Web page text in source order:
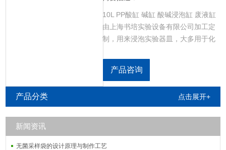
10L PP酸缸 碱缸 酸碱浸泡缸 废液缸
由上海书培实验设备有限公司加工定
制，用来浸泡实验器皿，大多用于化
产品咨询
产品分类 点击展开+
新闻资讯
无菌采样袋的设计原理与制作工艺